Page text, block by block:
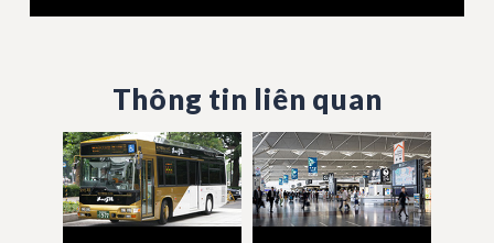
Thông tin liên quan